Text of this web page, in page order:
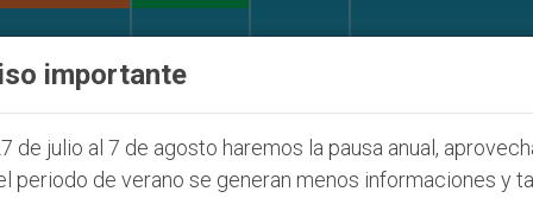
la Juventud Seúl 2027
importante
de julio al 7 de agosto haremos la pausa anual,
periodo de verano se generan menos informaciones y